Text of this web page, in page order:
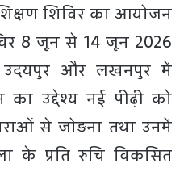
शिविर का आयोजन
8 जून से 14 जून 2026
और लखनपुर में
का उद्देश्य नई पीढ़ी को
से जोड़ना तथा उनमें
के प्रति रुचि विकसित